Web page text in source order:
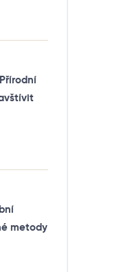
metody